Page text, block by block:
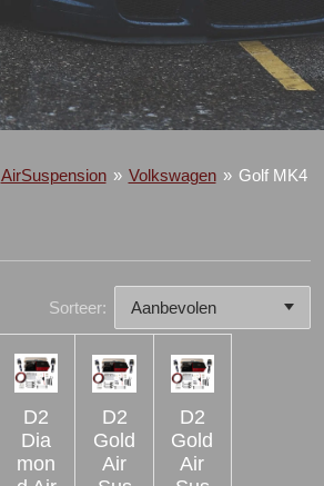
AirSuspension » Volkswagen » Golf MK4
Sorteer:
D2
Dia
mon
D2
Gold
Air
D2
Gold
Air